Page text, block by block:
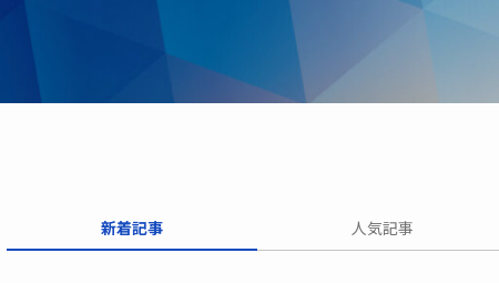
新着記事 人気記事